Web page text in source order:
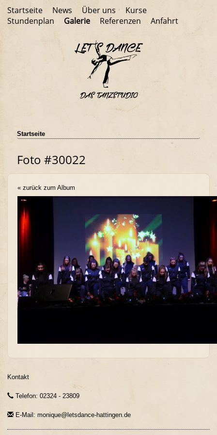
Startseite News Über uns
Kurse
Stundenplan
Galerie Referenzen Anfahrt
Startseite
Foto #30022
« zurück zum Album
Kontakt
Telefon: 02324 - 23809
E-Mail: monique@letsdance-hattingen.de